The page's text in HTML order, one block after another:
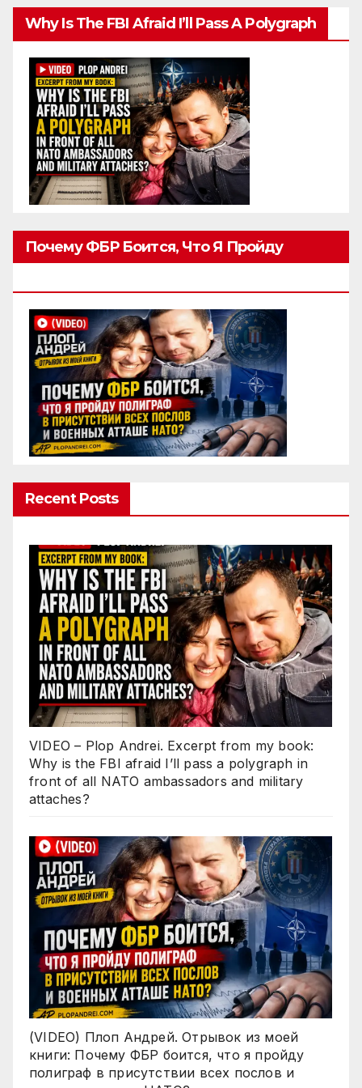
Why Is The FBI Afraid I’ll Pass A Polygraph
Почему ФБР Боится, Что Я Пройду
Recent Posts
VIDEO – Plop Andrei. Excerpt from my book:
Why is the FBI afraid I’ll pass a polygraph in
front of all NATO ambassadors and military
attaches?
(VIDEO) Плоп Андрей. Отрывок из моей
книги: Почему ФБР боится, что я пройду
полиграф в присутствии всех послов и